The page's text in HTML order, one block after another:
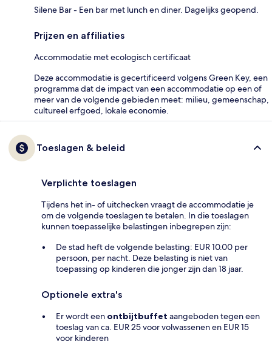
Silene Bar - Een bar met lunch en diner. Dagelijks geopend.
Prijzen en affiliaties
Accommodatie met ecologisch certificaat
Deze accommodatie is gecertificeerd volgens Green Key, een
programma dat de impact van een accommodatie op een of
meer van de volgende gebieden meet: milieu, gemeenschap,
cultureel erfgoed, lokale economie.
Toeslagen & beleid
Verplichte toeslagen
Tijdens het in- of uitchecken vraagt de accommodatie je
om de volgende toeslagen te betalen. In die toeslagen
kunnen toepasselijke belastingen inbegrepen zijn:
De stad heft de volgende belasting: EUR 10.00 per
persoon, per nacht. Deze belasting is niet van
toepassing op kinderen die jonger zijn dan 18 jaar.
Optionele extra's
Er wordt een ontbijtbuffet aangeboden tegen een
toeslag van ca. EUR 25 voor volwassenen en EUR 15
voor kinderen